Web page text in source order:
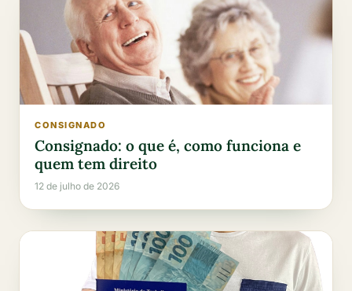
CONSIGNADO
Consignado: o que é, como funciona e
quem tem direito
12 de julho de 2026